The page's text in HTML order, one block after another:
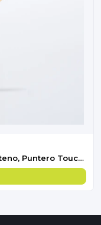
Lápiz de Bamboo con punta Tungsteno, Puntero Touch-Screen y regla de medir